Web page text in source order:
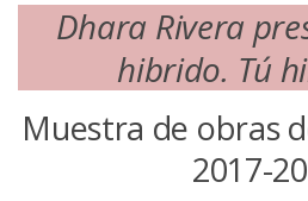
Dhara Rivera
hibrido. Tú
Muestra de obras
2017-